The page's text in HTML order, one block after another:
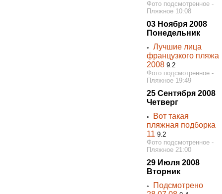
Фото подсмотренное -
Пляжное 10:08
03 Ноября 2008
Понедельник
◦Лучшие лица
французкого пляжа
2008 9.2
Фото подсмотренное -
Пляжное 19:49
25 Сентября 2008
Четверг
◦
Вот такая
пляжная подборка
11 9.2
Фото подсмотренное -
Пляжное 21:00
29 Июля 2008
Вторник
◦
Подсмотрено